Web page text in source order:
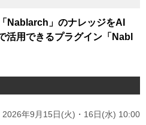
Nablarch」のナレッジをAI
活用できるプラグイン「Nabl
2026年9月15日(火)・16日(水) 10:00